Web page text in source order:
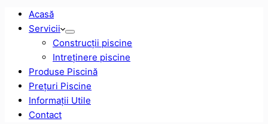
Acasă
Servicii
Construcții piscine
Intreținere piscine
Produse Piscină
Prețuri Piscine
Informații Utile
Contact